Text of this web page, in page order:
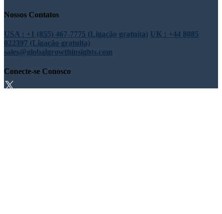
Nossos Contatos
USA : +1 (855) 467-7775 (Ligação gratuita) UK : +44 8085
022397 (Ligação gratuita)
sales@globalgrowthinsights.com
Conecte-se Conosco